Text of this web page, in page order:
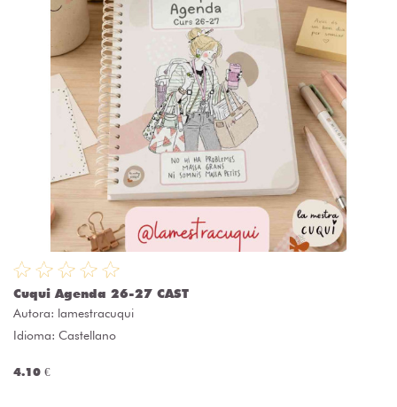
Cuqui Agenda 26-27 CAST
Autora: lamestracuqui
Idioma: Castellano
4.10 €